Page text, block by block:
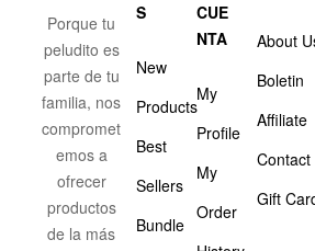
Porque tu
peludito es
parte de tu
familia, nos
compromet
emos a
ofrecer
productos
de la más
S
New
Products
Best
Sellers
Bundle
CUE
NTA
My
Profile
My
Order
About
Boletin
Affiliate
Contact
Gift